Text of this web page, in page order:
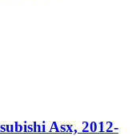
Asx, 2012-